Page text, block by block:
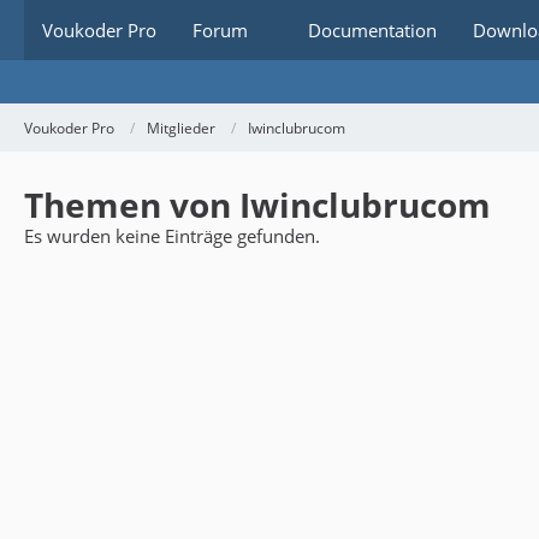
Voukoder Pro Forum Documentation
Voukoder Pro Mitglieder Iwinclubrucom
Themen von Iwinclubrucom
Es wurden keine Einträge gefunden.